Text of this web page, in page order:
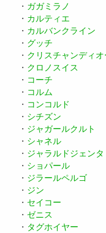
・ ガガミラノ
・ カルティエ
・ カルバンクライン
・ グッチ
・ クリスチャンディ
・ クロノスイス
・ コーチ
・ コルム
・ コンコルド
・ シチズン
・ ジャガールクルト
・ シャネル
・ ジャラルドジェンタ
・ ショパール
・ ジラールペルゴ
・ ジン
・ セイコー
・ ゼニス
・ タグホイヤー